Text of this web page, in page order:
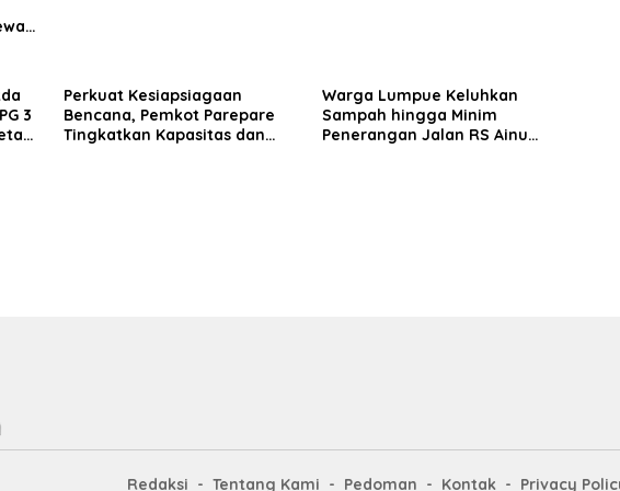
3
Perkuat Kesiapsiagaan
Bencana, Pemkot Parepare
Tingkatkan Kapasitas dan
Warga Lumpue Keluhkan
Sampah hingga Minim
Penerangan Jalan RS Ainum
Redaksi Tentang Kami Pedoman Kontak Privacy